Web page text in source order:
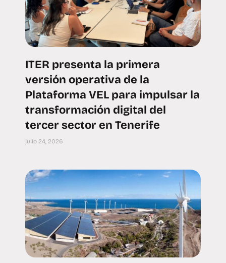
ITER presenta la primera
versión operativa de la
Plataforma VEL para impulsar la
transformación digital del
tercer sector en Tenerife
julio 24, 2026